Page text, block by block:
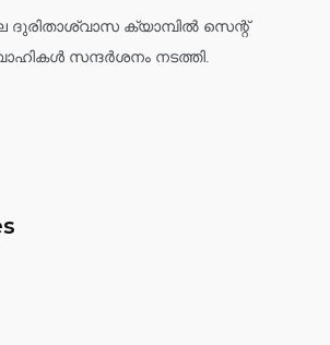
ദുരിതാശ്വാസ ക്യാമ്പിൽ സെന്റ്
സന്ദർശനം നടത്തി.